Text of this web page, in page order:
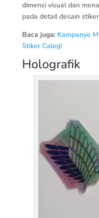
dimensi visual dan
pada detail desain
Baca juga: Kampanye
Stiker Caleg!
Holografik